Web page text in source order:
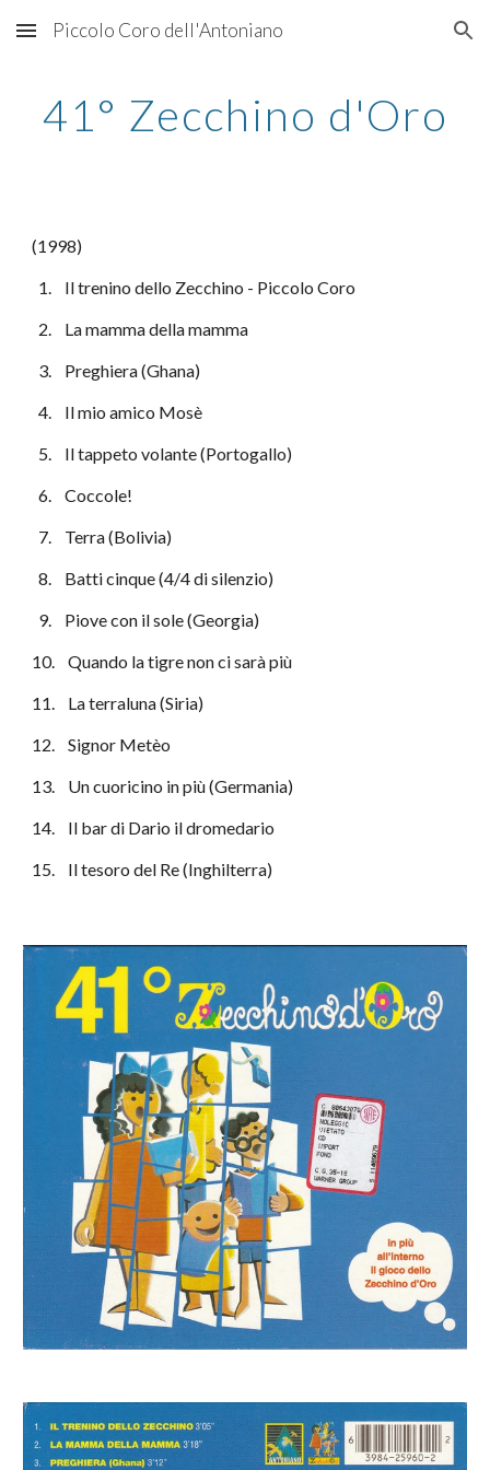
Skip to main content Skip to navigation
Piccolo Coro dell'Antoniano
41° Zecchino d'Oro
(1998)
  1.    Il trenino dello Zecchino - Piccolo Coro
  2.    La mamma della mamma
  3.    Preghiera (Ghana)
  4.    Il mio amico Mosè
  5.    Il tappeto volante (Portogallo)
  6.    Coccole!
  7.    Terra (Bolivia)
  8.    Batti cinque (4/4 di silenzio)
  9.    Piove con il sole (Georgia)
10.    Quando la tigre non ci sarà più
11.    La terraluna (Siria)
12.    Signor Metèo
13.    Un cuoricino in più (Germania)
14.    Il bar di Dario il dromedario
15.    Il tesoro del Re (Inghilterra)